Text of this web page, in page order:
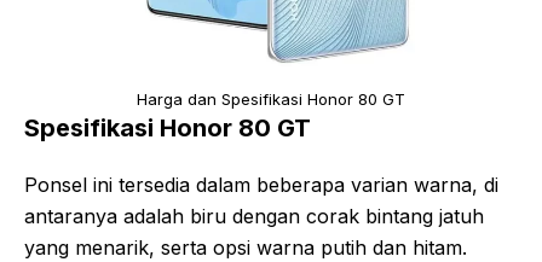
Harga dan Spesifikasi Honor 80 GT
Spesifikasi Honor 80 GT
Ponsel ini tersedia dalam beberapa varian warna, di
antaranya adalah biru dengan corak bintang jatuh
yang menarik, serta opsi warna putih dan hitam.